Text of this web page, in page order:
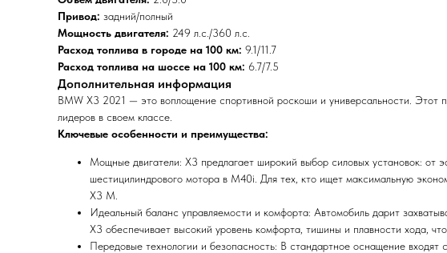
Привод: задний/полный
Мощность двигателя: 249 л.с./360 л.с.
Расход топлива в городе на 100 км: 9.1/11.7
Расход топлива на шоссе на 100 км: 6.7/7.5
Дополнительная информация
BMW X3 2021 — это воплощение спортивной роскоши и универсальности. Этот
лидеров в своем классе.
Ключевые особенности и преимущества:
Мощные двигатели: X3 предлагает широкий выбор силовых установок: от
шестицилиндрового мотора в M40i. Для тех, кто ищет максимальную
X3 M.
Идеальный баланс управляемости и комфорта: Автомобиль дарит
X3 обеспечивает высокий уровень комфорта, тишины и плавности хода,
Передовые технологии и безопасность: В стандартное оснащение